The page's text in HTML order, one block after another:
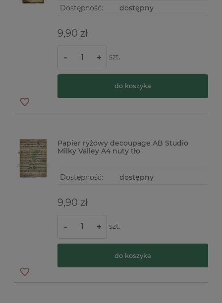
Dostępność: dostępny
9,90 zł
- + szt.
do koszyka
Papier ryżowy decoupage AB Studio
Milky Valley A4 nuty tło
Dostępność: dostępny
9,90 zł
- + szt.
do koszyka